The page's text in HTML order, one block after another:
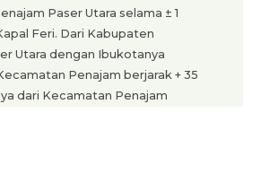
Paser Utara selama ± 1
Feri. Dari Kabupaten
Utara dengan Ibukotanya
Penajam berjarak + 35
dari Kecamatan Penajam